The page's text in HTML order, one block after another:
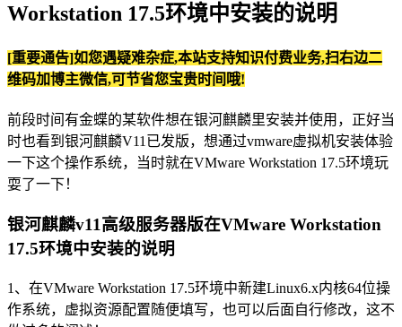
Workstation 17.5环境中安装的说明
[重要通告]如您遇疑难杂症,本站支持知识付费业务,扫右边二
维码加博主微信,可节省您宝贵时间哦!
前段时间有金蝶的某软件想在银河麒麟里安装并使用，正好当
时也看到银河麒麟V11已发版，想通过vmware虚拟机安装体验
一下这个操作系统，当时就在VMware Workstation 17.5环境玩
耍了一下！
银河麒麟v11高级服务器版在VMware Workstation
17.5环境中安装的说明
1、在VMware Workstation 17.5环境中新建Linux6.x内核64位操
作系统，虚拟资源配置随便填写，也可以后面自行修改，这不